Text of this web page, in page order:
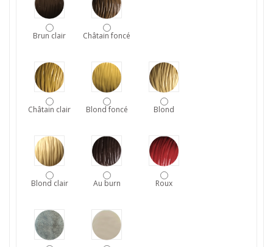
Brun clair Châtain foncé
Châtain clair Blond foncé Blond
Blond clair Au burn Roux